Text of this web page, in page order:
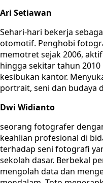
Ari Setiawan
Sehari-hari bekerja
otomotif. Penghobi
memotret sejak 2006,
hingga sekitar tahun
kesibukan kantor.
portrait, seni dan budaya
Dwi Widianto
seorang fotografer
keahlian profesional di
terhadap seni fotografi
sekolah dasar. Berbekal
mengolah data dan